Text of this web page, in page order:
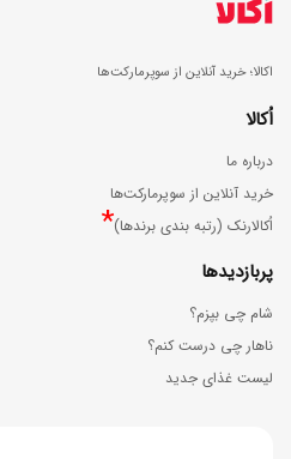
اکالا؛ خرید آنلاین از سوپرمارکت‌ها
اُکالا
درباره ما
خرید آنلاین از سوپرمارکت‌ها
اُکالارنک (رتبه بندی برندها)*
پربازدیدها
شام چی بپزم؟
ناهار چی درست کنم؟
لیست غذای جدید